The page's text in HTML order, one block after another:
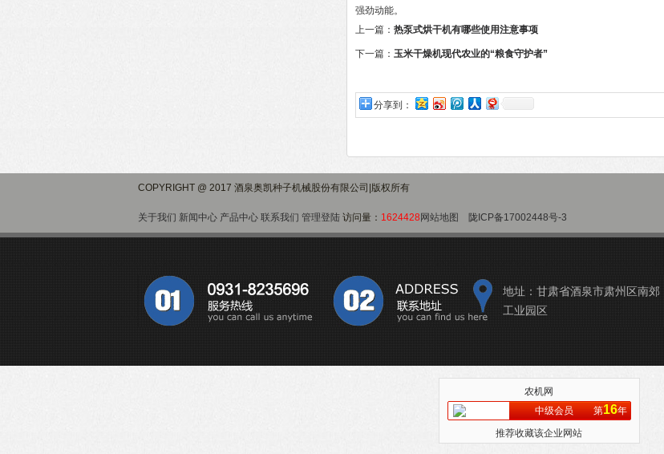
强劲动能。
上一篇： 热泵式烘干机有哪些使用注意事项
下一篇： 玉米干燥机现代农业的“粮食守护者”
分享到：
COPYRIGHT @ 2017 酒泉奥凯种子机械股份有限公司|版权所有
关于我们 新闻中心 产品中心 联系我们 管理登陆 访问量： 1624428 网站地图 陇ICP备17002448号-3
地址：甘肃省酒泉市肃州区南郊
工业园区
农机网
中级会员
第16年
推荐收藏该企业网站